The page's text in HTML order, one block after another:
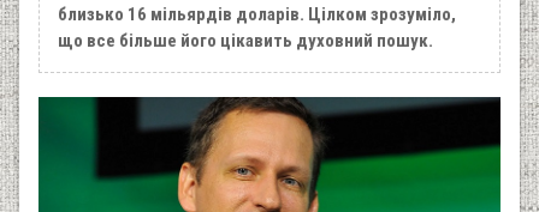
близько 16 мільярдів доларів. Цілком зрозуміло,
що все більше його цікавить духовний пошук.